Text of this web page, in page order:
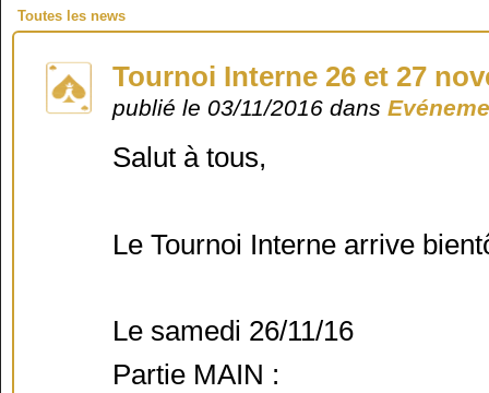
Toutes les news
Tournoi Interne 26 et 27
publié le 03/11/2016 dans
Salut à tous,
Le Tournoi Interne arrive
Le samedi 26/11/16
Partie MAIN :